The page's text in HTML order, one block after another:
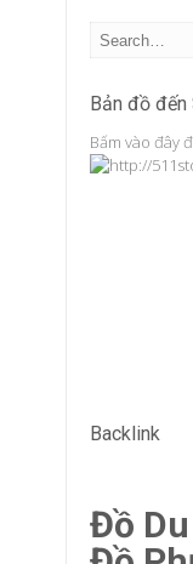
Bản đồ đến
Bấm vào đây
Backlink
Đồ